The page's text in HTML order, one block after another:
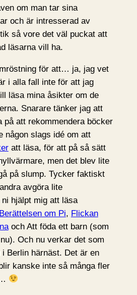
om man tar sina
och är intresserad av
så vore det väl puckat att
läsarna vill ha.
för att… ja, jag vet
i alla fall inte för att jag
läsa mina åsikter om de
Snarare tänker jag att
på att rekommendera böcker
någon slags idé om att
att läsa, för att på så sätt
men det blev lite
på slump. Tycker faktiskt
avgöra lite
hjälpt mig att läsa
Berättelsen om Pi, Flickan
och Att föda ett barn (som
Och nu verkar det som
Berlin härnäst. Det är en
kanske inte så många fler